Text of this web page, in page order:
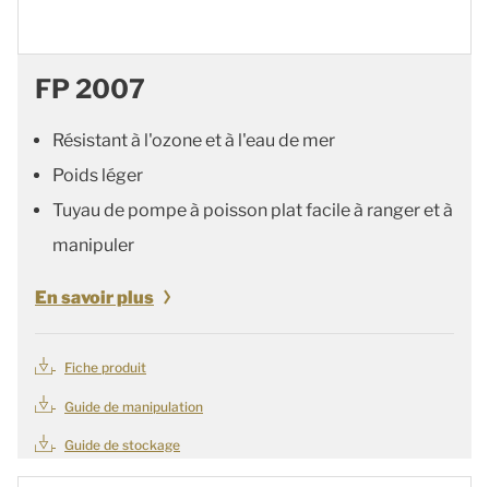
FP 2007
Résistant à l'ozone et à l'eau de mer
Poids léger
Tuyau de pompe à poisson plat facile à ranger et à
manipuler
En savoir plus
Fiche produit
Guide de manipulation
Guide de stockage